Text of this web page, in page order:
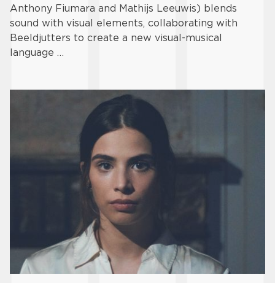
Anthony Fiumara and Mathijs Leeuwis) blends
sound with visual elements, collaborating with
Beeldjutters to create a new visual-musical
language …